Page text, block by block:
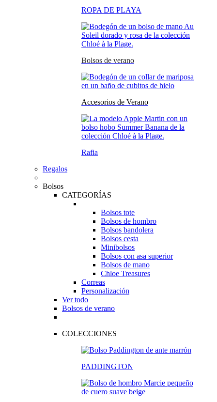
ROPA DE PLAYA
Bolsos de verano
Accesorios de Verano
Rafia
Regalos
Bolsos
CATEGORÍAS
Bolsos tote
Bolsos de hombro
Bolsos bandolera
Bolsos cesta
Minibolsos
Bolsos con asa superior
Bolsos de mano
Chloe Treasures
Correas
Personalización
Ver todo
Bolsos de verano
COLECCIONES
PADDINGTON